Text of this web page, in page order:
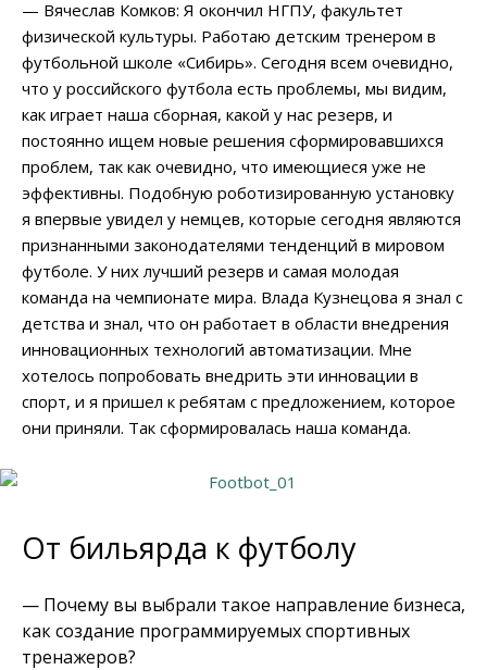
— Вячеслав Комков: Я окончил НГПУ, факультет
физической культуры. Работаю детским тренером в
футбольной школе «Сибирь». Сегодня всем очевидно,
что у российского футбола есть проблемы, мы видим,
как играет наша сборная, какой у нас резерв, и
постоянно ищем новые решения сформировавшихся
проблем, так как очевидно, что имеющиеся уже не
эффективны. Подобную роботизированную установку
я впервые увидел у немцев, которые сегодня являются
признанными законодателями тенденций в мировом
футболе. У них лучший резерв и самая молодая
команда на чемпионате мира. Влада Кузнецова я знал с
детства и знал, что он работает в области внедрения
инновационных технологий автоматизации. Мне
хотелось попробовать внедрить эти инновации в
спорт, и я пришел к ребятам с предложением, которое
они приняли. Так сформировалась наша команда.
От бильярда к футболу
— Почему вы выбрали такое направление бизнеса,
как создание программируемых спортивных
тренажеров?